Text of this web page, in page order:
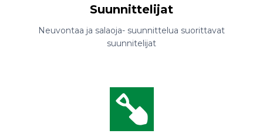
Suunnittelijat
Neuvontaa ja salaoja- suunnittelua suorittavat
suunnitelijat